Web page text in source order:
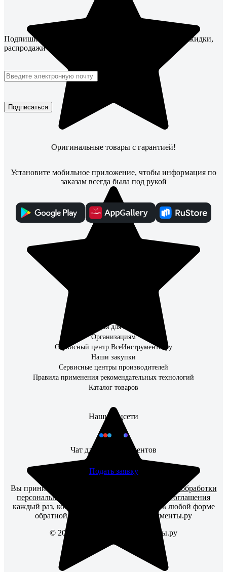
Подпишитесь
и будьте в курсе! Акции, скидки,
распродажи ждут!
Подписаться
Оригинальные товары с гарантией!
Установите мобильное приложение, чтобы информация по
заказам всегда была под рукой
Информация для инвесторов
Организациям
Сервисный центр ВсеИнструменты.ру
Наши закупки
Сервисные центры производителей
Правила применения рекомендательных технологий
Каталог товаров
Наши соцсети
Чат для бизнес-клиентов
Подать заявку
Вы принимаете условия
политики в отношении обработки
персональных данных
пользовательского соглашения
каждый раз, когда оставляете свои данные в любой форме
обратной связи на сайте ВсеИнструменты.ру
© 2006 — 2026. ВсеИнструменты.ру